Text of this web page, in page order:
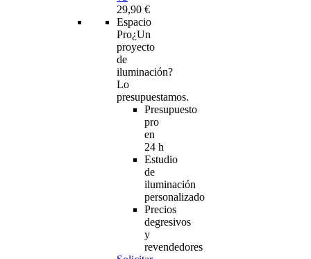
29,90 €
Espacio
Pro¿Un
proyecto
de
iluminación?
Lo
presupuestamos.
Presupuesto
pro
en
24 h
Estudio
de
iluminación
personalizado
Precios
degresivos
y
revendedores